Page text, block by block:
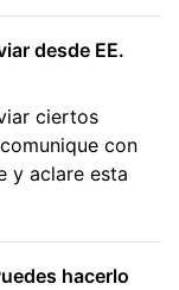
desde EE.
ciertos
con
y aclare esta
hacerlo